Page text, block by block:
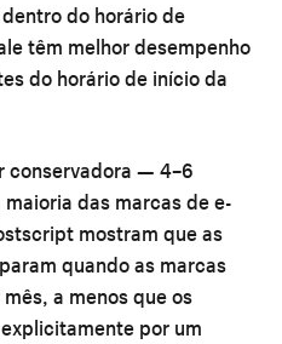
do horário de
têm melhor desempenho
do horário de início da
conservadora — 4–6
das marcas de e-
mostram que as
quando as marcas
a menos que os
por um